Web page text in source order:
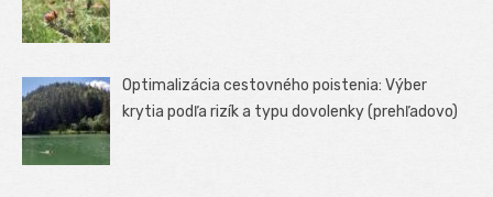
Optimalizácia cestovného poistenia: Výber
krytia podľa rizík a typu dovolenky (prehľadovo)